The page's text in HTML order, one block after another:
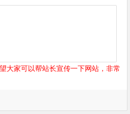
大家可以帮站长宣传一下网站，非常